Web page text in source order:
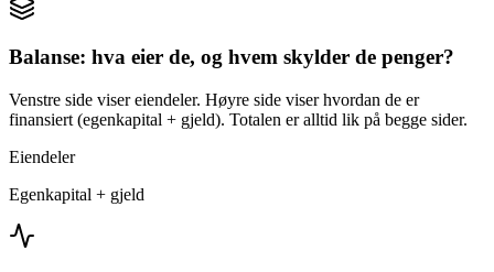
Balanse: hva eier de, og hvem skylder de penger?
Venstre side viser eiendeler. Høyre side viser hvordan de er
finansiert (egenkapital + gjeld). Totalen er alltid lik på begge sider.
Eiendeler
Egenkapital + gjeld